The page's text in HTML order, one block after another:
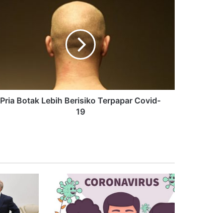
Pria Botak Lebih Berisiko Terpapar Covid-
19